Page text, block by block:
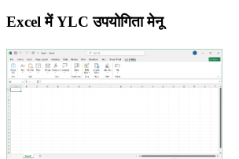
Excel में YLC उपयोगिता मेनू